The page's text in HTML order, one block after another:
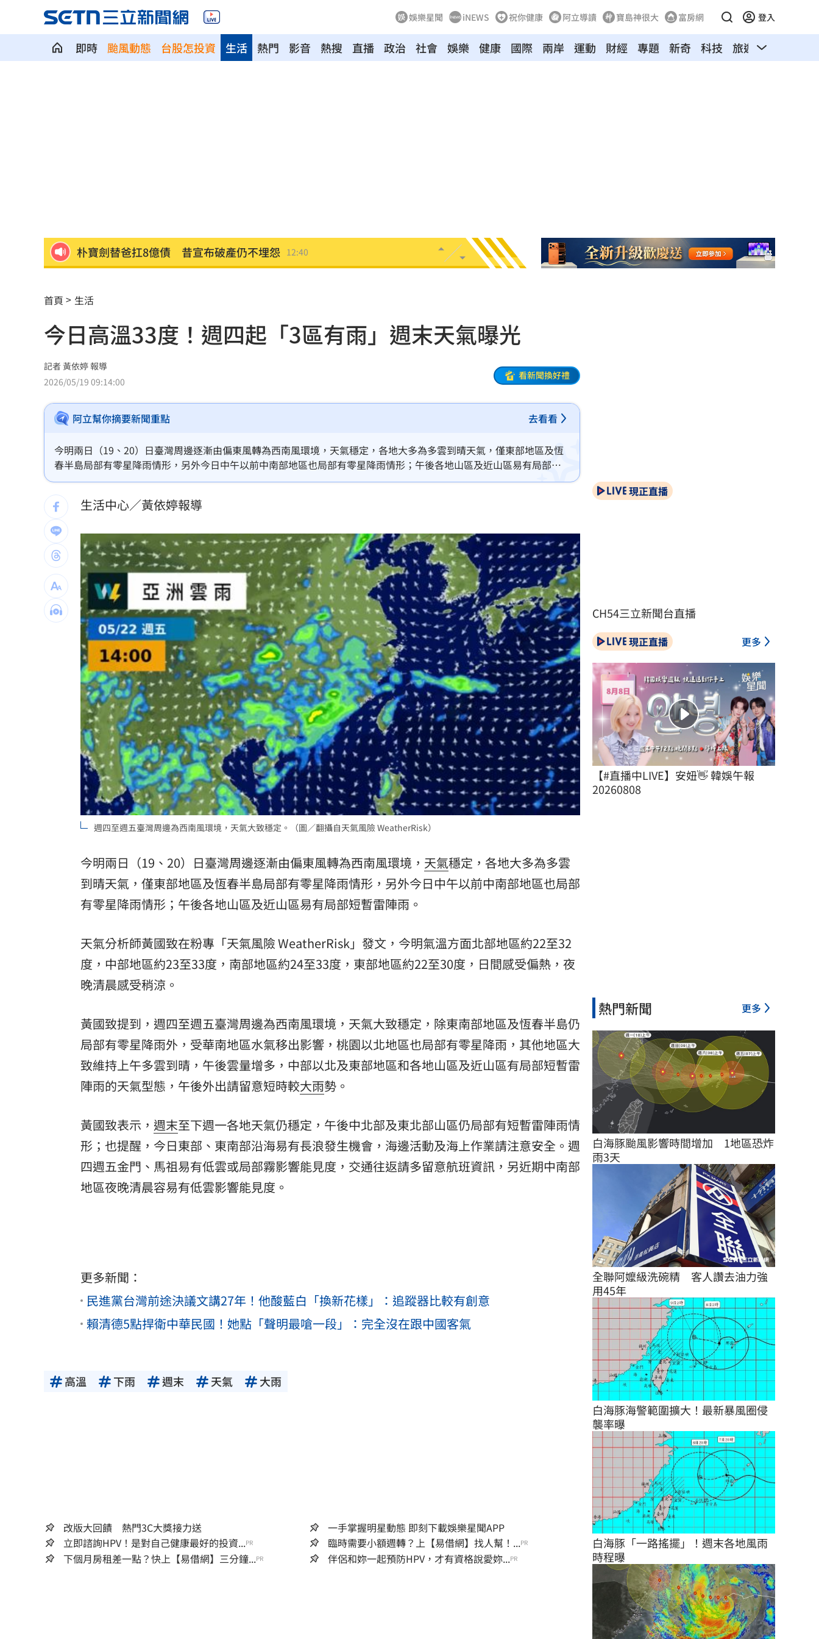
娛樂星聞 iNEWS 祝你健康 阿立導讀 寶島神很大 富房網 登入
即時 颱風動態 台股怎投資 熱門 影音 熱搜 直播 政治 社會 娛樂
生活 健康 國際 兩岸 運動 財經 專題 新奇 科技 旅遊 汽車
朴寶劍替爸扛8億債 昔宣布破產仍不埋怨 12:40
星宇航空往返沖繩「全取消」加班機也喊卡
白海豚逼近越晚越有感！估雨彈從北轟到南 12:31
酒客吃完螺殼丟隔壁桌 引發熱炒店大亂鬥
玩很大爆衝突 張立東怒飆女星：把我當狗
別被休旅外型騙了！Audi新Q3根本是鋼砲
健檢「癌指數正常」罹乳癌！醫：致命盲點 12:28
全聯廣告遭轟AI味太重！導演親上火線回應
白海豚雨彈炸台中！東海大學周邊成漂漂河 12:21
孫安佐轉發舊片喊中二病 遭前經紀人怒嗆 12:20
前進深藍鐵票區！沈伯洋掃街遇女子叫囂 12:20
《東!帶我走》卡司曝光！大咖台東接力唱 12:17
瑪丹娜背後推手 69歲大咖製作人家中離世 12:10
台灣彩券開獎直播中 20:31
LIVE三立+24小時直播 15:27
三立iNEWS新聞台線上直播 18:00
AI時代！威力馬導入智慧營運系統提升效率 12:00
台彩父親節推新刮刮樂千萬頭獎超「爸」氣 12:00
商場戰國來臨 台中「頂奢大道」逐漸成形 12:00
8國球員齊聚高雄 Formosa 7s掀足球熱潮 10:00
理想混蛋號召粉絲跨海追星吃美食！ 18:15
首頁 生活
今日高溫33度！週四起「3區有雨」週末天氣曝光
記者 黃依婷 報導
2026/05/19 09:14:00
看新聞換好禮
阿立幫你摘要新聞重點 去看看
今明兩日（19、20）日臺灣周邊逐漸由偏東風轉為西南風環境，天氣穩定，各地大多為多雲到晴天氣，僅東部地區及恆
春半島局部有零星降雨情形，另外今日中午以前中南部地區也局部有零星降雨情形；午後各地山區及近山區易有局部短
暫雷陣雨。
生活中心／黃依婷報導
週四至週五臺灣周邊為西南風環境，天氣大致穩定。（圖／翻攝自天氣風險 WeatherRisk）
今明兩日（19、20）日臺灣周邊逐漸由偏東風轉為西南風環境， 天氣穩定，各地大多為多雲
到晴天氣，僅東部地區及恆春半島局部有零星降雨情形，另外今日中午以前中南部地區也局部
有零星降雨情形；午後各地山區及近山區易有局部短暫雷陣雨。
天氣分析師黃國致在粉專「天氣風險 WeatherRisk」發文，今明氣溫方面北部地區約22至32
度，中部地區約23至33度，南部地區約24至33度，東部地區約22至30度，日間感受偏熱，夜
晚清晨感受稍涼。
黃國致提到，週四至週五臺灣周邊為西南風環境，天氣大致穩定，除東南部地區及恆春半島仍
局部有零星降雨外，受華南地區水氣移出影響，桃園以北地區也局部有零星降雨，其他地區大
致維持上午多雲到晴，午後雲量增多，中部以北及東部地區和各地山區及近山區有局部短暫雷
陣雨的天氣型態，午後外出請留意短時較大雨勢。
黃國致表示， 週末至下週一各地天氣仍穩定，午後中北部及東北部山區仍局部有短暫雷陣雨情
形；也提醒，今日東部、東南部沿海易有長浪發生機會，海邊活動及海上作業請注意安全。週
四週五金門、馬祖易有低雲或局部霧影響能見度，交通往返請多留意航班資訊，另近期中南部
地區夜晚清晨容易有低雲影響能見度。
更多新聞：
民進黨台灣前途決議文講27年！他酸藍白「換新花樣」：追蹤器比較有創意
賴清德5點捍衛中華民國！她點「聲明最嗆一段」：完全沒在跟中國客氣
高溫 下雨 週末 天氣 大雨
改版大回饋 熱門3C大獎接力送
一手掌握明星動態 即刻下載娛樂星聞APP
立即諮詢HPV！是對自己健康最好的投資...PR 臨時需要小額週轉？上【易借網】找人幫！...PR
下個月房租差一點？快上【易借網】三分鐘...PR 伴侶和妳一起預防HPV，才有資格說愛妳...PR
現正直播
CH54三立新聞台直播
現正直播 更多
【#直播中LIVE】安妞👋 韓娛午報
20260808
熱門新聞 更多
白海豚颱風影響時間增加　1地區恐炸
雨3天
全聯阿嬤級洗碗精　客人讚去油力強
用45年
白海豚海警範圍擴大！最新暴風圈侵
襲率曝
白海豚「一路搖擺」！週末各地風雨
時程曝